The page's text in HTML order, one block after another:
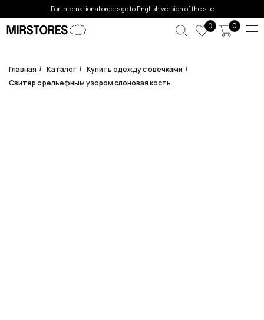
0
0
For international orders go to English version of the site
Error get alias
Главная / Каталог / Купить одежду с овечками /
Свитер с рельефным узором слоновая кость